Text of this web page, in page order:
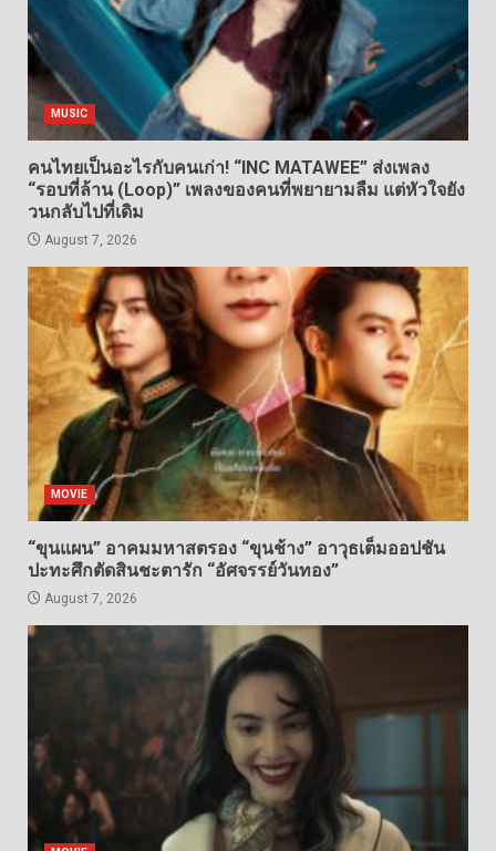
MUSIC
คนไทยเป็นอะไรกับคนเก่า! “INC MATAWEE” ส่งเพลง
“รอบที่ล้าน (Loop)” เพลงของคนที่พยายามลืม แต่หัวใจยัง
วนกลับไปที่เดิม
August 7, 2026
MOVIE
“ขุนแผน” อาคมมหาสตรอง “ขุนช้าง” อาวุธเต็มออปชัน
ปะทะศึกตัดสินชะตารัก “อัศจรรย์วันทอง”
August 7, 2026